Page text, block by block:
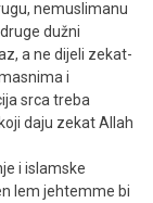
nemuslimanu
dužni
a ne dijeli zekat-
i
srca treba
daju zekat Allah
i islamske
lem jehtemme bi